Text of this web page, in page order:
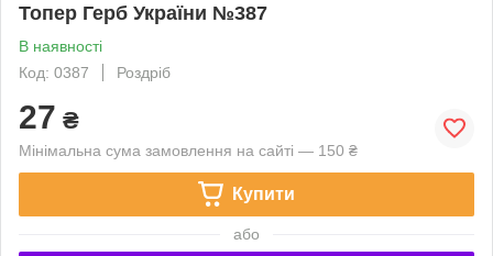
Топер Герб України №387
В наявності
Код: 0387
Роздріб
27 ₴
Мінімальна сума замовлення на сайті — 150 ₴
Купити
або